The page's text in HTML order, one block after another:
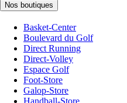
Nos boutiques
Basket-Center
Boulevard du Golf
Direct Running
Direct-Volley
Espace Golf
Foot-Store
Galop-Store
Handball-Store